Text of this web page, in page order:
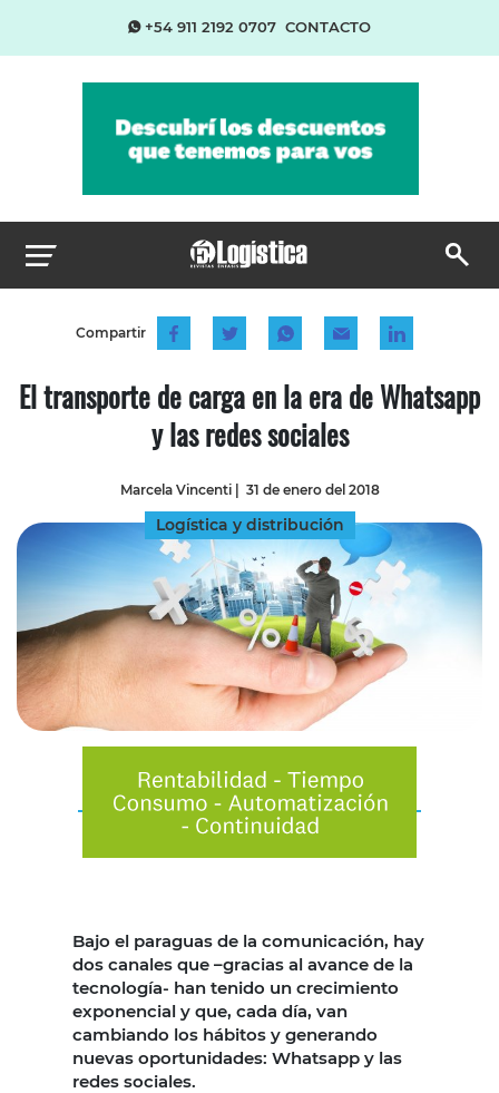
+54 911 2192 0707 CONTACTO
Compartir
El transporte de carga en la era de Whatsapp
y las redes sociales
Marcela Vincenti| 31 de enero del 2018
Logística y distribución
Bajo el paraguas de la comunicación, hay
dos canales que –gracias al avance de la
tecnología- han tenido un crecimiento
exponencial y que, cada día, van
cambiando los hábitos y generando
nuevas oportunidades: Whatsapp y las
redes sociales.